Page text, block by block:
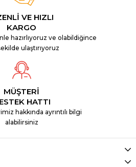
VE HIZLI
KARGO
hazırlıyoruz ve olabildiğince
ulaştırıyoruz
MÜŞTERİ
HATTI
hakkında ayrıntılı bilgi
alabilirsiniz